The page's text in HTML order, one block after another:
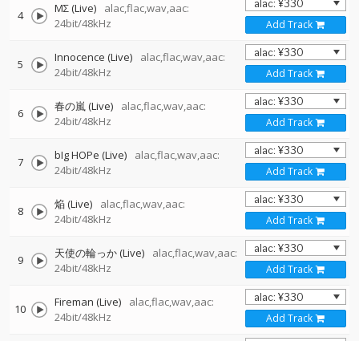
4 MΣ (Live)
alac,flac,wav,aac:
24bit/48kHz
Add Track
5 Innocence (Live)
alac,flac,wav,aac:
24bit/48kHz
Add Track
6 春の嵐 (Live)
alac,flac,wav,aac:
24bit/48kHz
Add Track
7 bIg HOPe (Live)
alac,flac,wav,aac:
24bit/48kHz
Add Track
8 焔 (Live)
alac,flac,wav,aac:
24bit/48kHz
Add Track
9 天使の輪っか (Live)
alac,flac,wav,aac:
24bit/48kHz
Add Track
10 Fireman (Live)
alac,flac,wav,aac:
24bit/48kHz
Add Track